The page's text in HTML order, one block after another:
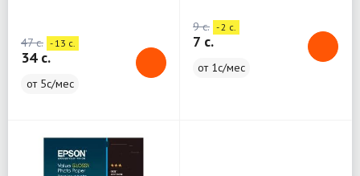
47 c. - 13 c.
34 c.
от 5с/мес
9 c. - 2 c.
7 c.
от 1с/мес